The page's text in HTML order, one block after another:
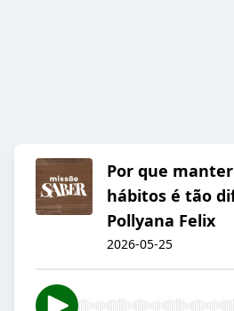
Por que
hábitos é tão
Pollyana Felix
2026-05-25